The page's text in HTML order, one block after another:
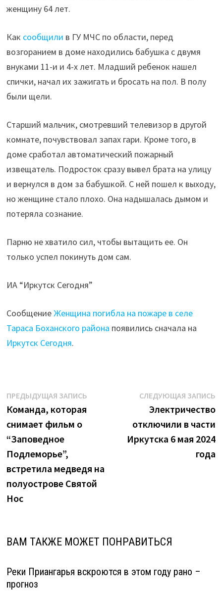
женщину 64 лет.
Как сообщили в ГУ МЧС по области, перед
возгоранием в доме находились бабушка с двумя
внуками 11-и и 4-х лет. Младший ребенок нашел
спички, начал их зажигать и бросать на пол. В полу
были щели.
Старший мальчик, смотревший телевизор в другой
комнате, почувствовал запах гари. Кроме того, в
доме сработал автоматический пожарный
извещатель. Подросток сразу вывел брата на улицу
и вернулся в дом за бабушкой. С ней пошел к выходу,
но женщине стало плохо. Она надышалась дымом и
потеряла сознание.
Парню не хватило сил, чтобы вытащить ее. Он
только успел покинуть дом сам.
ИА “Иркутск Сегодня”
СообщениеЖенщина погибла на пожаре в селе
Тараса Боханского района появились сначала на
Иркутск Сегодня.
Навигация
по
записям
ПРЕДЫДУЩАЯ ЗАПИСЬПредыдущая
Команда, которая
снимает фильм о
“Заповедное
Подлеморье”,
встретила медведя на
полуострове Святой
Нос
СЛЕДУЮЩАЯ ЗАПИСЬ
Электричество
отключили в части
Иркутска 6 мая 2024
года
ВАМ ТАКЖЕ МОЖЕТ ПОНРАВИТЬСЯ
Реки Приангарья вскроются в этом году рано –
прогноз